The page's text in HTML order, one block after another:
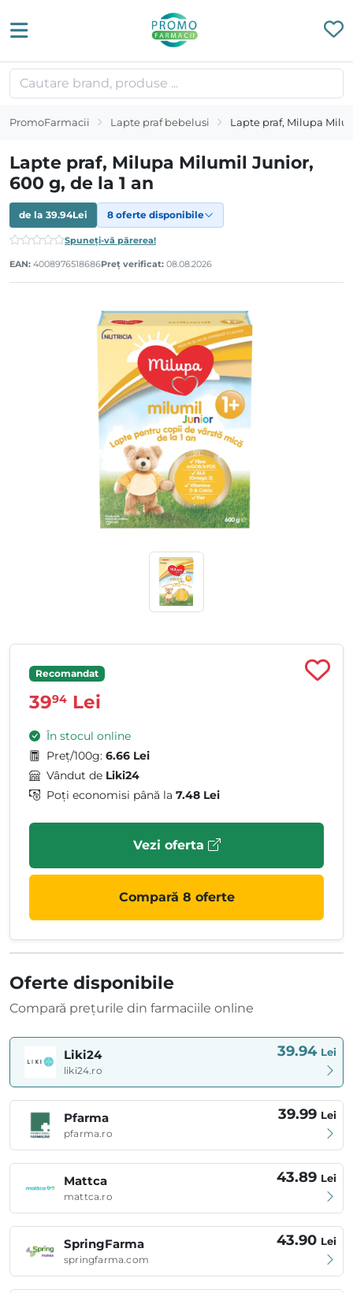
PromoFarmacii Lapte praf bebelusi Lapte praf, Milupa
Lapte praf, Milupa Milumil Junior,
600 g, de la 1 an
de la 39.94Lei 8 oferte disponibile
Spuneți-vă părerea!
EAN: 4008976518686Preț verificat: 08.08.2026
Recomandat
3994 Lei
În stocul online
Preț/100g: 6.66 Lei
Vândut de Liki24
Poți economisi până la 7.48 Lei
Vezi oferta
Compară 8 oferte
Oferte disponibile
Compară prețurile din farmaciile online
Liki24
liki24.ro
39.94 Lei
Pfarma
pfarma.ro
39.99 Lei
Mattca
mattca.ro
43.89 Lei
SpringFarma
springfarma.com
43.90 Lei